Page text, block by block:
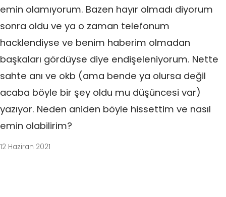
emin olamıyorum. Bazen hayır olmadı diyorum
sonra oldu ve ya o zaman telefonum
hacklendiyse ve benim haberim olmadan
başkaları gördüyse diye endişeleniyorum. Nette
sahte anı ve okb (ama bende ya olursa değil
acaba böyle bir şey oldu mu düşüncesi var)
yazıyor. Neden aniden böyle hissettim ve nasıl
emin olabilirim?
12 Haziran 2021